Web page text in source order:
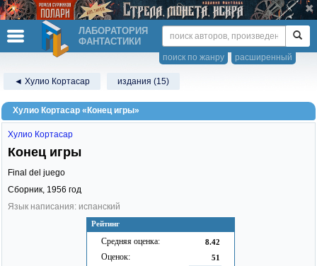
ЛАБОРАТОРИЯ
ФАНТАСТИКИ
расширенный
поиск по жанру
◄ Хулио Кортасар издания (15)
Хулио Кортасар «Конец игры»
Рейтинг
Средняя оценка: 8.42
Оценок: 51
Хулио Кортасар
Конец игры
Final del juego
Сборник, 1956 год
Язык написания: испанский